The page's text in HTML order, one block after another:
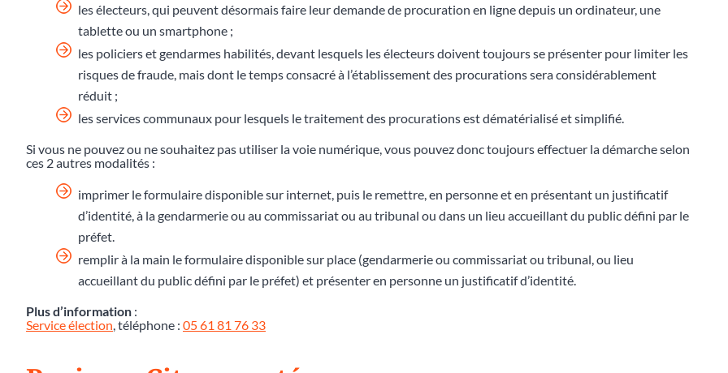
les électeurs, qui peuvent désormais faire leur demande de procuration en ligne depuis un ordinateur, une
tablette ou un smartphone ;
les policiers et gendarmes habilités, devant lesquels les électeurs doivent toujours se présenter pour limiter les
risques de fraude, mais dont le temps consacré à l’établissement des procurations sera considérablement
réduit ;
les services communaux pour lesquels le traitement des procurations est dématérialisé et simplifié.
Si vous ne pouvez ou ne souhaitez pas utiliser la voie numérique, vous pouvez donc toujours effectuer la démarche selon
ces 2 autres modalités :
imprimer le formulaire disponible sur internet, puis le remettre, en personne et en présentant un justificatif
d’identité, à la gendarmerie ou au commissariat ou au tribunal ou dans un lieu accueillant du public défini par le
préfet.
remplir à la main le formulaire disponible sur place (gendarmerie ou commissariat ou tribunal, ou lieu
accueillant du public défini par le préfet) et présenter en personne un justificatif d’identité.
Plus d’information :
Service élection, téléphone : 05 61 81 76 33